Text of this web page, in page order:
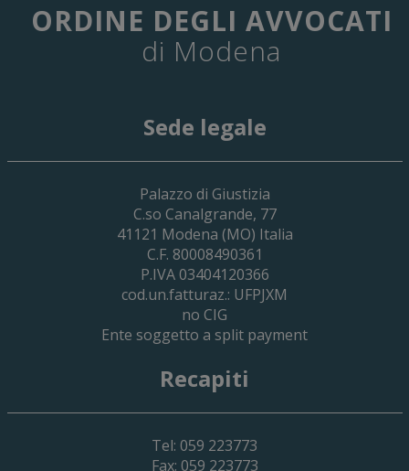
29 Giugno 2026
Cassa Forense – Elezioni Dei Delegati
2030
ORDINE DEGLI AVVOCATI
di Modena
Sede legale
Palazzo di Giustizia
C.so Canalgrande, 77
41121 Modena (MO) Italia
C.F. 80008490361
P.IVA 03404120366
cod.un.fatturaz.: UFPJXM
no CIG
Ente soggetto a split payment
Recapiti
Tel: 059 223773
Fax: 059 223773